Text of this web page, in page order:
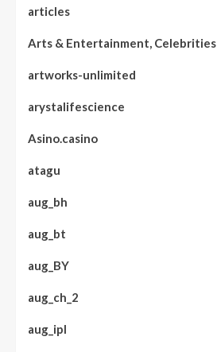
articles
Arts & Entertainment, Celebrities
artworks-unlimited
arystalifescience
Asino.casino
atagu
aug_bh
aug_bt
aug_BY
aug_ch_2
aug_ipl